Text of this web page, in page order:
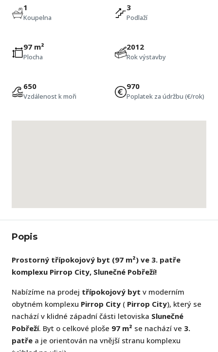
1
Koupelna
3
Podlaží
97 m²
Plocha
2012
Rok výstavby
650
Vzdálenost k moři
970
Poplatek za údržbu (€/rok)
Popis
Prostorný třípokojový byt (97 m²) ve 3. patře
komplexu Pirrop City, Slunečné Pobřeží!
Nabízíme na prodej třípokojový byt v moderním
obytném komplexu Pirrop City ( Pirrop City), který se
nachází v klidné západní části letoviska Slunečné
Pobřeží. Byt o celkové ploše 97 m² se nachází ve 3.
patře a je orientován na vnější stranu komplexu